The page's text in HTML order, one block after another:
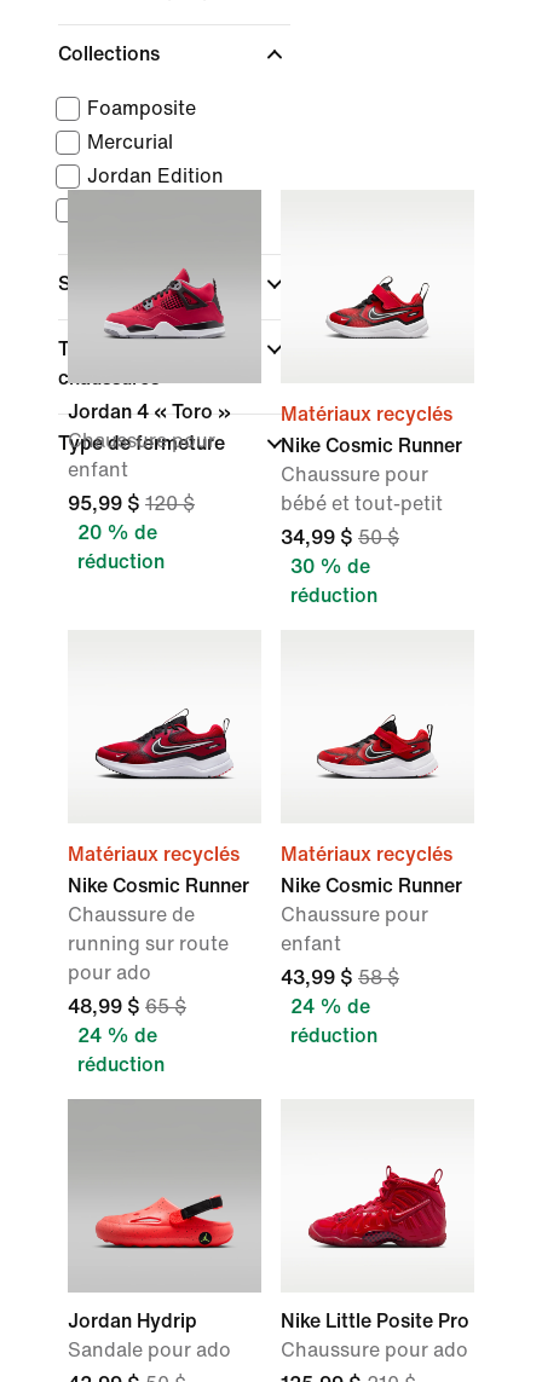
Collections
Foamposite
Mercurial
Jordan Edition
Sport
Type de coupe des
chaussures
Type de fermeture
Jordan 4 « Toro »
Chaussure pour
enfant
95,99 $ 120 $
20 % de
réduction
Matériaux recyclés
Nike Cosmic Runner
Chaussure pour
bébé et tout-petit
34,99 $ 50 $
30 % de
réduction
Matériaux recyclés
Nike Cosmic Runner
Chaussure de
running sur route
pour ado
48,99 $ 65 $
24 % de
réduction
Matériaux recyclés
Nike Cosmic Runner
Chaussure pour
enfant
43,99 $ 58 $
24 % de
réduction
Jordan Hydrip
Sandale pour ado
Nike Little Posite Pro
Chaussure pour ado